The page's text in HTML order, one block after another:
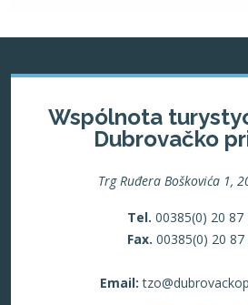
Wspólnota
Dubrovačko
Trg Ruđera Boškovića 1,
Tel. 00385(0) 20 87
Fax. 00385(0) 20 87
Email: